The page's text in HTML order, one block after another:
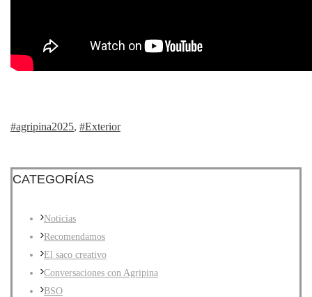
#agripina2025, #Exterior
CATEGORÍAS
Noticias
Recomendamos
El saco creativo
Conversaciones con Agripina
BSO